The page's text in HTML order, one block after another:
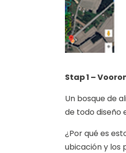
Stap 1 –
Un bosque de
de todo diseño
¿Por qué es
ubicación y los